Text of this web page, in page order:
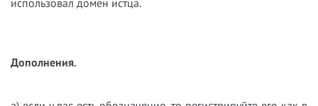
Дополнения.